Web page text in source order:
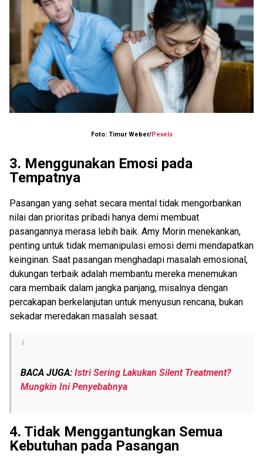
Foto: Timur Weber/Pexels
3. Menggunakan Emosi pada
Tempatnya
Pasangan yang sehat secara mental tidak mengorbankan
nilai dan prioritas pribadi hanya demi membuat
pasangannya merasa lebih baik. Amy Morin menekankan,
penting untuk tidak memanipulasi emosi demi mendapatkan
keinginan. Saat pasangan menghadapi masalah emosional,
dukungan terbaik adalah membantu mereka menemukan
cara membaik dalam jangka panjang, misalnya dengan
percakapan berkelanjutan untuk menyusun rencana, bukan
sekadar meredakan masalah sesaat.
BACA JUGA: Istri Sering Lakukan Silent Treatment?
Mungkin Ini Penyebabnya
4. Tidak Menggantungkan Semua
Kebutuhan pada Pasangan